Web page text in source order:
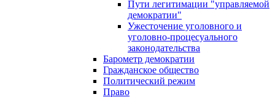
Пути легитимации "управляемой
демократии"
Ужесточение уголовного и
уголовно-процесуального
законодательства
Барометр демократии
Гражданское общество
Политический режим
Право